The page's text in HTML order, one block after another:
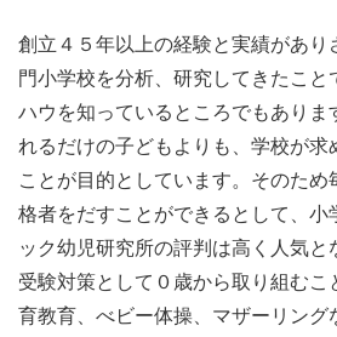
創立４５年以上の経験と実績があり
門小学校を分析、研究してきたこと
ハウを知っているところでもありま
れるだけの子どもよりも、学校が求
ことが目的としています。そのため
格者をだすことができるとして、小
ック幼児研究所の評判は高く人気と
受験対策として０歳から取り組むこ
育教育、べビー体操、マザーリング